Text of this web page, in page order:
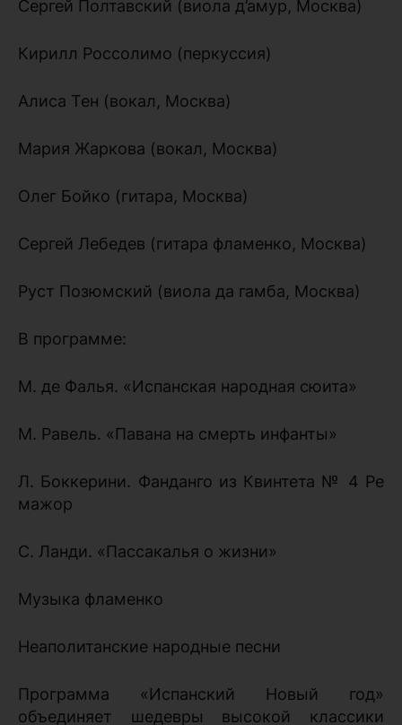
Сергей Полтавский (виола д’амур, Москва)
Кирилл Россолимо (перкуссия)
Алиса Тен (вокал, Москва)
Мария Жаркова (вокал, Москва)
Олег Бойко (гитара, Москва)
Сергей Лебедев (гитара фламенко, Москва)
Руст Позюмский (виола да гамба, Москва)
В программе:
М. де Фалья. «Испанская народная сюита»
М. Равель. «Павана на смерть инфанты»
Л. Боккерини. Фанданго из Квинтета № 4 Ре
мажор
С. Ланди. «Пассакалья о жизни»
Музыка фламенко
Неаполитанские народные песни
Программа «Испанский Новый год»
объединяет шедевры высокой классики